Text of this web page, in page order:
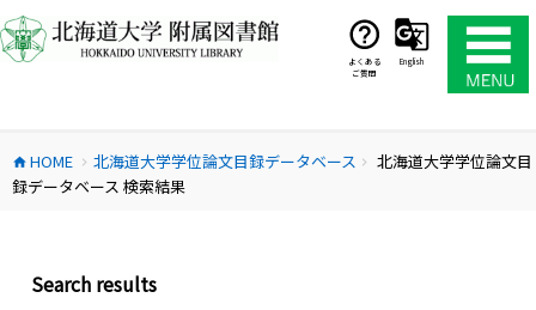
ン
テ
ス
キ
よくある
ご質問
English
home HOME chevron_right 北海道大学学位論文目録データベース chevron_right
北海道大学学位論文目
録データベース 検索結果
Search results